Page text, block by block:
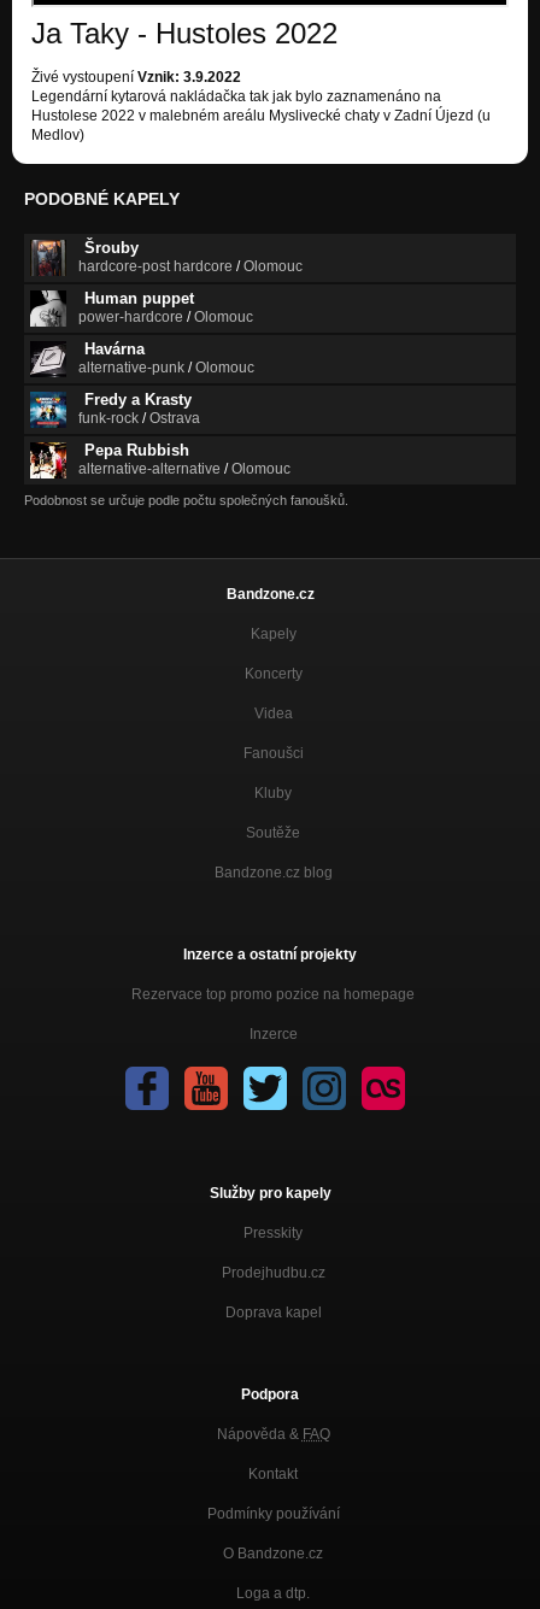
Ja Taky - Hustoles 2022
Živé vystoupení Vznik: 3.9.2022
Legendární kytarová nakládačka tak jak bylo zaznamenáno na
Hustolese 2022 v malebném areálu Myslivecké chaty v Zadní Újezd (u
Medlov)
PODOBNÉ KAPELY
Šrouby
hardcore-post hardcore /Olomouc
Human puppet
power-hardcore /Olomouc
Havárna
alternative-punk /Olomouc
Fredy a Krasty
funk-rock /Ostrava
Pepa Rubbish
alternative-alternative /Olomouc
Podobnost se určuje podle počtu společných fanoušků.
Bandzone.cz
Kapely
Koncerty
Videa
Fanoušci
Kluby
Soutěže
Bandzone.cz blog
Inzerce a ostatní projekty
Rezervace top promo pozice na homepage
Inzerce
Služby pro kapely
Presskity
Prodejhudbu.cz
Doprava kapel
Podpora
Nápověda & FAQ
Kontakt
Podmínky používání
O Bandzone.cz
Loga a dtp.